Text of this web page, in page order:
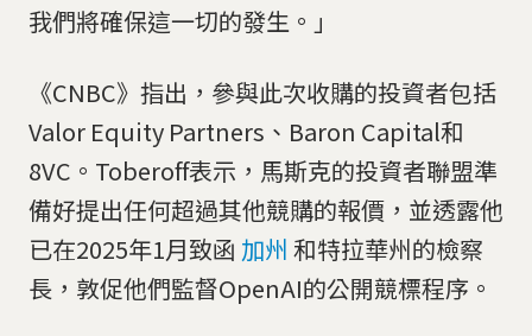
我們將確保這一切的發生。」
《CNBC》指出，參與此次收購的投資者包括
Valor Equity Partners、Baron Capital和
8VC。Toberoff表示，馬斯克的投資者聯盟準
備好提出任何超過其他競購的報價，並透露他
已在2025年1月致函 加州 和特拉華州的檢察
長，敦促他們監督OpenAI的公開競標程序。